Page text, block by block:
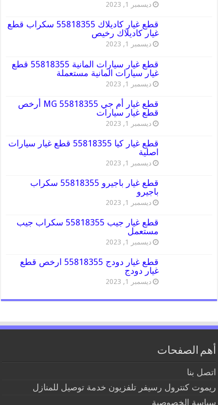
ديسمبر 1, 2023
قطع غيار كاديلاك 55818355 سكراب قطع
غيار كاديلاك رخيص
ديسمبر 1, 2023
قطع غيار سيارات المانية 55818355 قطع
غيار سيارات المانية مستعملة
ديسمبر 1, 2023
قطع غيار أم جي MG 55818355 أرخص
قطع غيار سيارات
ديسمبر 1, 2023
قطع غيار كيا 55818355 قطع غيار سيارات
اصلية
ديسمبر 1, 2023
قطع غيار باجيرو 55818355 سكراب
باجيرو
ديسمبر 1, 2023
قطع غيار جيب 55818355 سكراب جيب
مستعمل
ديسمبر 1, 2023
قطع غيار دودج 55818355 ارخص قطع
غيار دودج
ديسمبر 1, 2023
أهم الصفحات
اتصل بنا
ريموت كنترول رسيفر تلفزيون خدمة توصيل للمنازل
سياسة الخصوصية